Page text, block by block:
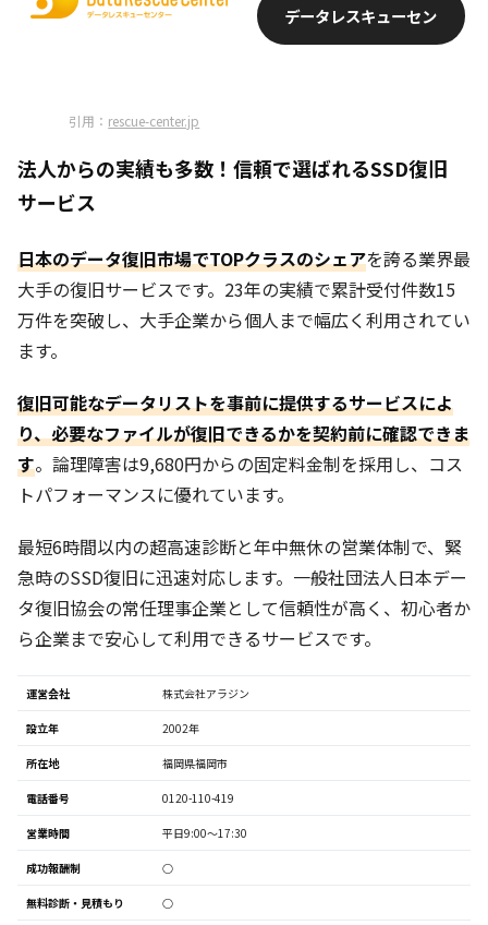
引用： rescue-center.jp
データレスキューセン
法人からの実績も多数！信頼で選ばれるSSD復旧
サービス
日本のデータ復旧市場でTOPクラスのシェアを誇る業界最
大手の復旧サービスです。23年の実績で累計受付件数15
万件を突破し、大手企業から個人まで幅広く利用されてい
ます。
復旧可能なデータリストを事前に提供するサービスによ
り、必要なファイルが復旧できるかを契約前に確認できま
す。論理障害は9,680円からの固定料金制を採用し、コス
トパフォーマンスに優れています。
最短6時間以内の超高速診断と年中無休の営業体制で、緊
急時のSSD復旧に迅速対応します。一般社団法人日本デー
タ復旧協会の常任理事企業として信頼性が高く、初心者か
ら企業まで安心して利用できるサービスです。
運営会社 株式会社アラジン
設立年 2002年
所在地 福岡県福岡市
電話番号 0120-110-419
営業時間 平日9:00～17:30
成功報酬制 ○
無料診断・見積もり ○